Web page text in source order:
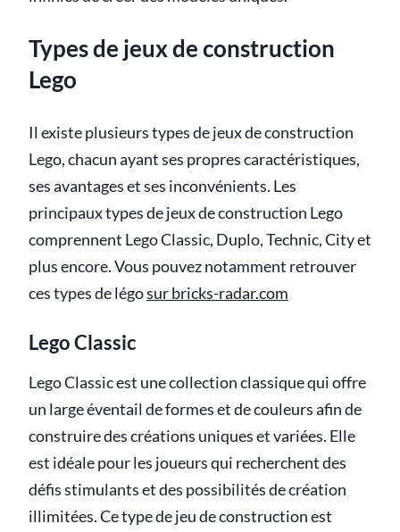
Types de jeux de construction
Lego
Il existe plusieurs types de jeux de construction
Lego, chacun ayant ses propres caractéristiques,
ses avantages et ses inconvénients. Les
principaux types de jeux de construction Lego
comprennent Lego Classic, Duplo, Technic, City et
plus encore. Vous pouvez notamment retrouver
ces types de légosur bricks-radar.com
Lego Classic
Lego Classic est une collection classique qui offre
un large éventail de formes et de couleurs afin de
construire des créations uniques et variées. Elle
est idéale pour les joueurs qui recherchent des
défis stimulants et des possibilités de création
illimitées. Ce type de jeu de construction est